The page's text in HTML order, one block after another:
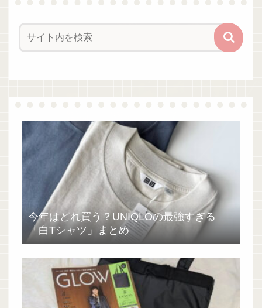
今年はどれ買う？UNIQLOの最強すぎる
「白Tシャツ」まとめ